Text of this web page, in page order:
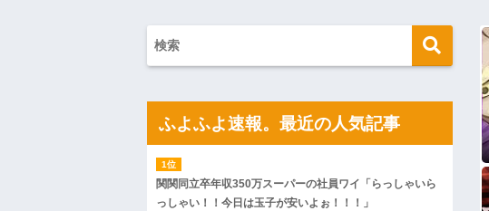
→ 人がおかしくなった瞬間を目の前で見て...
シェアハウスにいた女が妊娠しちゃって大学を中退し
鳴り込んできた。 女の父「お前らDNA鑑定しろ！」 俺た
レ...
【衝撃】上司「あのさあ田沼？お前営業車のガソリン抜
ぁ？どういうことすか？」上司「自分の車に入れ替えた
れw w w w w w
【画像】セブンイレブンのバイト「AIにちいかわの画像
と………できた！」→とんでもないものが出来上がってし
【超絶悲報】東科大医学部卒の美人YouTuberさん、直
上してしまう…
一人っ子母子家庭育ちワイ(26)無職の母親が再婚するら
ふよふよ速報。最近の人気記事
関関同立卒年収350万スーパーの社員ワイ「らっしゃいら
っしゃい！！今日は玉子が安いよぉ！！！」